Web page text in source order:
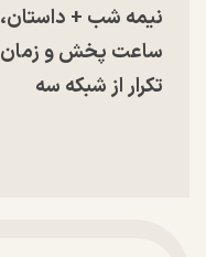
نیمه شب + داستان،
ساعت پخش و زمان
تکرار از شبکه سه